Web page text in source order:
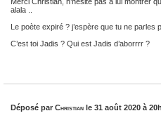
alala ..
Le poète expiré ? j’espère que tu ne parles
C’est toi Jadis ? Qui est Jadis d’aborrrr ?
Déposé par Christian le 31 août 2020 à